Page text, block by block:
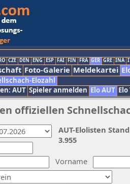
CZE DEN ENG ESP FAI FIN FRA GER GRE INA
Foto-Galerie Meldekartei
Elozahl
AUT Spieler anmelden Elo AUT
offiziellen
Vorname
AUT-Elolisten
3.955